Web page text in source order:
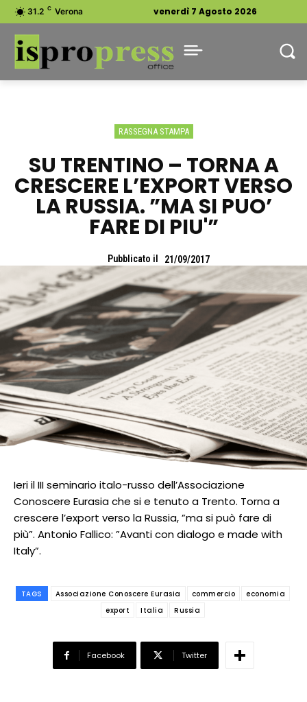
31.2 C Verona venerdì 7 Agosto 2026
RASSEGNA STAMPA
SU TRENTINO – TORNA A
CRESCERE L’EXPORT VERSO
LA RUSSIA. ”MA SI PUO’
FARE DI PIU'”
Pubblicato il 21/09/2017
Ieri il III seminario italo-russo dell’Associazione
Conoscere Eurasia che si e tenuto a Trento. Torna a
crescere l’export verso la Russia, ”ma si può fare di
più”. Antonio Fallico: ”Avanti con dialogo e made with
Italy”.
TAGS Associazione Conoscere Eurasia commercio
economia
export
Italia Russia
Facebook Twitter